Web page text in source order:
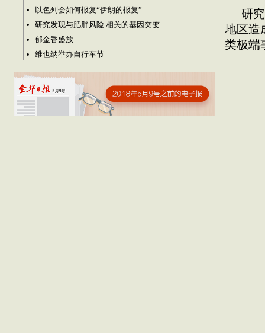
以色列会如何报复“伊朗的报复”
研究发现与肥胖风险 相关的基因突变
郁金香盛放
维也纳举办自行车节
研
地区造
类极端